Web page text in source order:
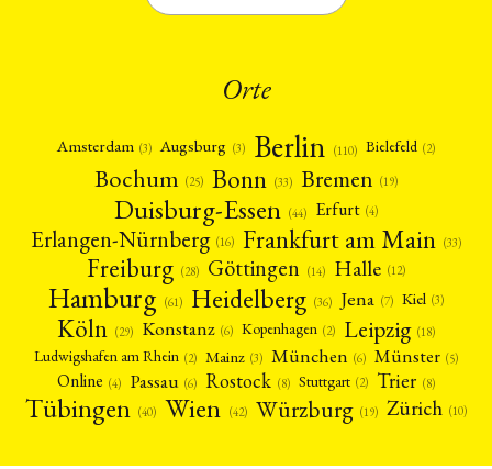
Orte
Amsterdam (3) Augsburg (3) Berlin (110) Bielefeld (2)
Bochum (25) Bonn (33) Bremen (19)
Duisburg-Essen (44) Erfurt (4)
Erlangen-Nürnberg (16) Frankfurt am Main (33)
Freiburg (28) Göttingen (14) Halle (12)
Hamburg (61) Heidelberg (36) Jena (7) Kiel (3)
Köln (29) Konstanz (6) Kopenhagen (2) Leipzig (18)
Ludwigshafen am Rhein (2) Mainz (3) München (6) Münster (5)
Online (4) Passau (6) Rostock (8) Stuttgart (2) Trier (8)
Tübingen (40) Wien (42) Würzburg (19) Zürich (10)